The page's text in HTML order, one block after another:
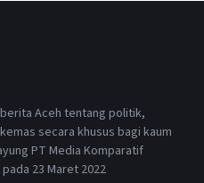
berita Aceh tentang politik,
secara khusus bagi kaum
PT Media Komparatif
23 Maret 2022